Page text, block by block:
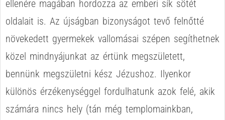
ellenére magában hordozza az emberi sík sötét
oldalait is. Az újságban bizonyságot tevő felnőtté
növekedett gyermekek vallomásai szépen segíthetnek
közel mindnyájunkat az értünk megszületett,
bennünk megszületni kész Jézushoz. Ilyenkor
különös érzékenységgel fordulhatunk azok felé, akik
számára nincs hely (tán még templomainkban,